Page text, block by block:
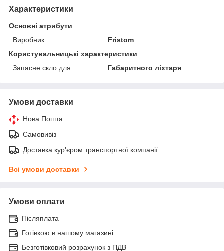
Характеристики
Основні атрибути
Виробник
Fristom
Користувальницькі характеристики
Запасне скло для
Габаритного ліхтаря
Умови доставки
Нова Пошта
Самовивіз
Доставка кур'єром транспортної компанії
Всі умови доставки
Умови оплати
Післяплата
Готівкою в нашому магазині
Безготівковий розрахунок з ПДВ